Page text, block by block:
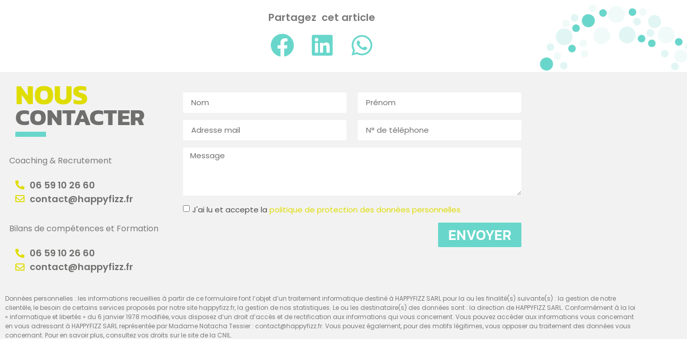
Partagez cet article
NOUS
CONTACTER
Coaching & Recrutement
06 59 10 26 60
contact@happyfizz.fr
Bilans de compétences et Formation
06 59 10 26 60
contact@happyfizz.fr
J'ai lu et accepte lapolitique de protection des données personnelles
ENVOYER
Données personnelles : les informations recueillies à partir de ce formulaire font l’objet d’un traitement informatique destiné à HAPPYFIZZ SARL pour la ou les finalité(s) suivante(s) : la gestion de notre
clientèle, le besoin de certains services proposés par notre site happyfizz.fr, la gestion de nos statistiques. Le ou les destinataire(s) des données sont : la direction de HAPPYFIZZ SARL. Conformément à la loi
« informatique et libertés » du 6 janvier 1978 modifiée, vous disposez d’un droit d’accès et de rectification aux informations qui vous concernent. Vous pouvez accéder aux informations vous concernant
en vous adressant à HAPPYFIZZ SARL représentée par Madame Natacha Tessier : contact@happyfizz.fr. Vous pouvez également, pour des motifs légitimes, vous opposer au traitement des données vous
concernant. Pour en savoir plus, consultez vos droits sur le site de la CNIL.